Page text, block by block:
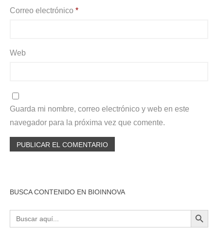
Correo electrónico *
Web
Guarda mi nombre, correo electrónico y web en este
navegador para la próxima vez que comente.
BUSCA CONTENIDO EN BIOINNOVA
Buscar: BOTÓN DE